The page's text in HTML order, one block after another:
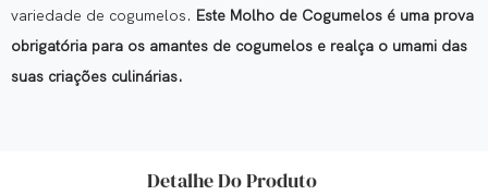
variedade de cogumelos. Este Molho de Cogumelos é uma prova
obrigatória para os amantes de cogumelos e realça o umami das
suas criações culinárias.
Detalhe Do Produto